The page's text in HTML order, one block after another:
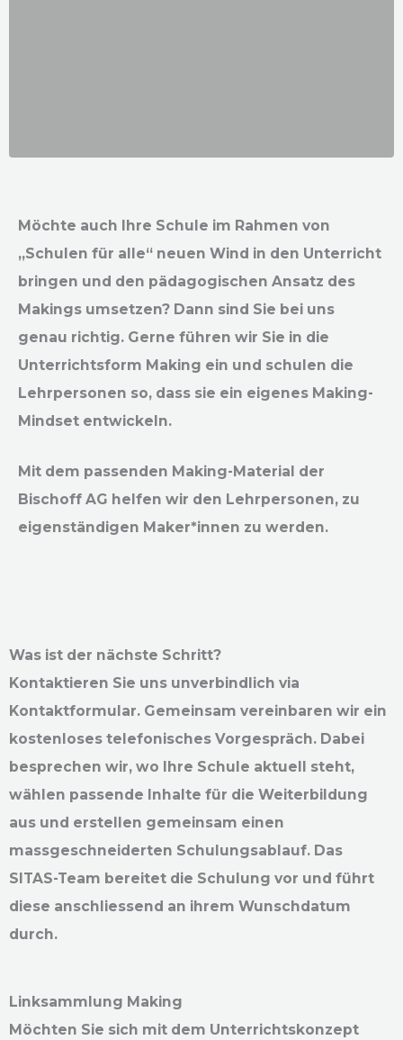
Möchte auch Ihre Schule im Rahmen von
„Schulen für alle“ neuen Wind in den Unterricht
bringen und den pädagogischen Ansatz des
Makings umsetzen? Dann sind Sie bei uns
genau richtig. Gerne führen wir Sie in die
Unterrichtsform Making ein und schulen die
Lehrpersonen so, dass sie ein eigenes Making-
Mindset entwickeln.
Mit dem passenden Making-Material der
Bischoff AG helfen wir den Lehrpersonen, zu
eigenständigen Maker*innen zu werden.
Was ist der nächste Schritt?
Kontaktieren Sie uns unverbindlich via
Kontaktformular. Gemeinsam vereinbaren wir ein
kostenloses telefonisches Vorgespräch. Dabei
besprechen wir, wo Ihre Schule aktuell steht,
wählen passende Inhalte für die Weiterbildung
aus und erstellen gemeinsam einen
massgeschneiderten Schulungsablauf. Das
SITAS-Team bereitet die Schulung vor und führt
diese anschliessend an ihrem Wunschdatum
durch.
Linksammlung Making
Möchten Sie sich mit dem Unterrichtskonzept